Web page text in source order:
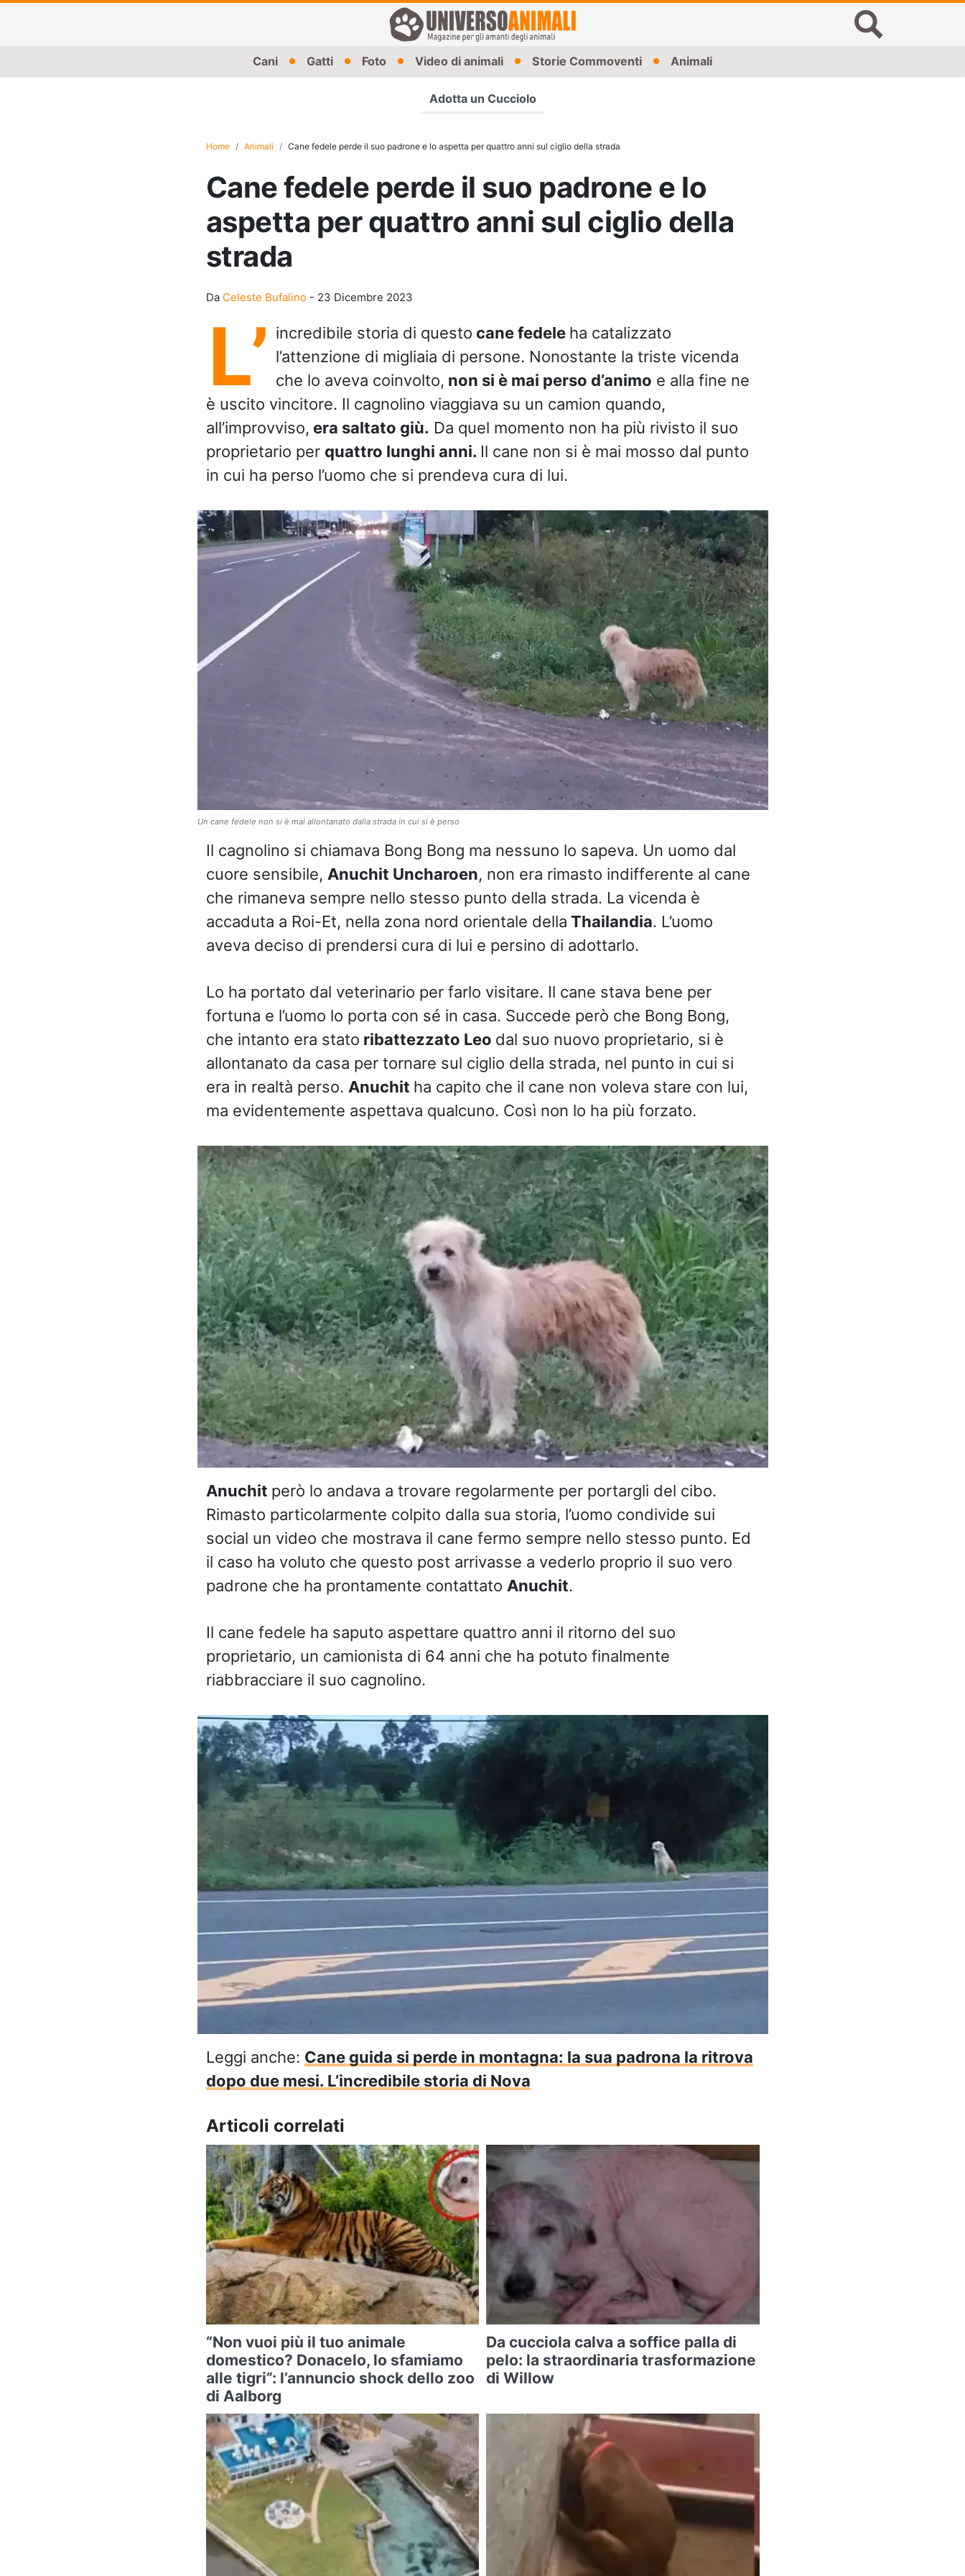
Cani Gatti Foto Video di animali Storie Commoventi Animali
Adotta un Cucciolo
Home Animali Cane fedele perde il suo padrone e lo aspetta per quattro anni sul ciglio della strada
Cane fedele perde il suo padrone e lo
aspetta per quattro anni sul ciglio della
strada
Da Celeste Bufalino- 23 Dicembre 2023
L’ incredibile storia di questo cane fedele ha catalizzato
l’attenzione di migliaia di persone. Nonostante la triste vicenda
che lo aveva coinvolto, non si è mai perso d’animo e alla fine ne
è uscito vincitore. Il cagnolino viaggiava su un camion quando,
all’improvviso, era saltato giù. Da quel momento non ha più rivisto il suo
proprietario per quattro lunghi anni. Il cane non si è mai mosso dal punto
in cui ha perso l’uomo che si prendeva cura di lui.
Un cane fedele non si è mai allontanato dalla strada in cui si è perso
Il cagnolino si chiamava Bong Bong ma nessuno lo sapeva. Un uomo dal
cuore sensibile, Anuchit Uncharoen, non era rimasto indifferente al cane
che rimaneva sempre nello stesso punto della strada. La vicenda è
accaduta a Roi-Et, nella zona nord orientale della Thailandia. L’uomo
aveva deciso di prendersi cura di lui e persino di adottarlo.
Lo ha portato dal veterinario per farlo visitare. Il cane stava bene per
fortuna e l’uomo lo porta con sé in casa. Succede però che Bong Bong,
che intanto era stato ribattezzato Leo dal suo nuovo proprietario, si è
allontanato da casa per tornare sul ciglio della strada, nel punto in cui si
era in realtà perso. Anuchit ha capito che il cane non voleva stare con lui,
ma evidentemente aspettava qualcuno. Così non lo ha più forzato.
Anuchit però lo andava a trovare regolarmente per portargli del cibo.
Rimasto particolarmente colpito dalla sua storia, l’uomo condivide sui
social un video che mostrava il cane fermo sempre nello stesso punto. Ed
il caso ha voluto che questo post arrivasse a vederlo proprio il suo vero
padrone che ha prontamente contattato Anuchit.
Il cane fedele ha saputo aspettare quattro anni il ritorno del suo
proprietario, un camionista di 64 anni che ha potuto finalmente
riabbracciare il suo cagnolino.
Leggi anche: Cane guida si perde in montagna: la sua padrona la ritrova
dopo due mesi. L’incredibile storia di Nova
Articoli correlati
“Non vuoi più il tuo animale
domestico? Donacelo, lo sfamiamo
alle tigri”: l’annuncio shock dello zoo
di Aalborg
Da cucciola calva a soffice palla di
pelo: la straordinaria trasformazione
di Willow